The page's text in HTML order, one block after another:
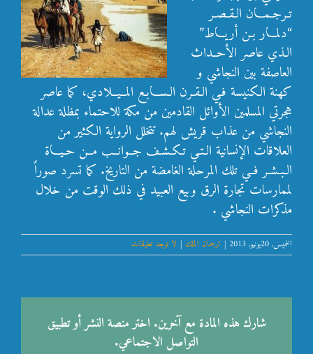
تـرجـمـان الـقـصـر
“دلمـــار بـن أريــاط”
الـذي عاصر الأحــداث
العاصفة بين النجاشي و
كهنة الكنيسة فـي الـقـرن الـسـابـع المــيــلادي، كما عاصر
هجرتي المسلمين الأوائل القادمين من مكة للاحتماء بمظلة عدالة
النجاشي من عذاب قريش لهم. تتخلل الرواية الكثير من
العلاقات الإنسانية الـتـي تـكـشـف جــوانــب مــن حـيـاة
الـبـشـر فــي تلك المرحلة الغامضة من التاريخ. كما تسرد صوراً
لممارسات تجارة الرق وبيع العبيد في ذلك الوقت من خلال
مذكرات النجاشي .
الخميس, 20يونيو, 2013 | ترجمان الملك | لا توجد تعليقات
شارك هذه المادة مع آخرين. اختر منصة النشر أو تطبيق
التواصل الاجتماعي.